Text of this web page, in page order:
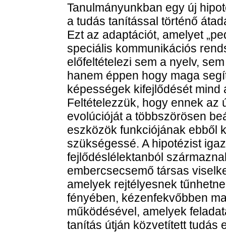
Tanulmányunkban egy új
a tudás tanítással történő
Ezt az adaptációt, amelyet
speciális kommunikációs
előfeltételezi sem a nyelv,
hanem éppen hogy maga
képességek kifejlődését mind
Feltételezzük, hogy ennek az
evolúcióját a többszörösen
eszközök funkciójának ebből
szükségessé. A hipotézist
fejlődéslélektanból
embercsecsemő társas
amelyek rejtélyesnek
fényében, kézenfekvőbben
működésével, amelyek
tanítás útján közvetített tudás